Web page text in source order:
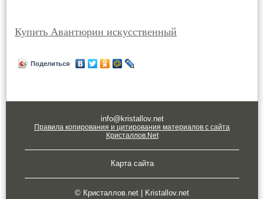
Купить Авантюрин искусственный
Поделиться
info@kristallov.net
Правила копирования и цитирования материалов с сайта
Кристаллов.Net
Карта сайта
© Кристаллов.net | Kristallov.net